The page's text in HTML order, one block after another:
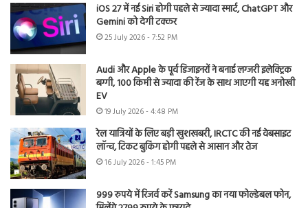
iOS 27 में नई Siri होगी पहले से ज्यादा स्मार्ट, ChatGPT और
Gemini को देगी टक्कर
25 July 2026 - 7:52 PM
Audi और Apple के पूर्व डिजाइनरों ने बनाई लग्जरी इलेक्ट्रिक
बग्गी, 100 किमी से ज्यादा की रेंज के साथ आएगी यह अनोखी
EV
19 July 2026 - 4:48 PM
रेल यात्रियों के लिए बड़ी खुशखबरी, IRCTC की नई वेबसाइट
लॉन्च, टिकट बुकिंग होगी पहले से आसान और तेज
16 July 2026 - 1:45 PM
999 रुपये में रिजर्व करें Samsung का नया फोल्डेबल फोन,